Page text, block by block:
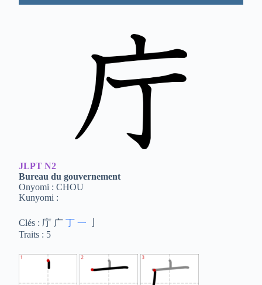
JLPT N2
Bureau du gouvernement
Onyomi : CHOU
Kunyomi :
Clés : 庁 广丁 一
Traits : 5